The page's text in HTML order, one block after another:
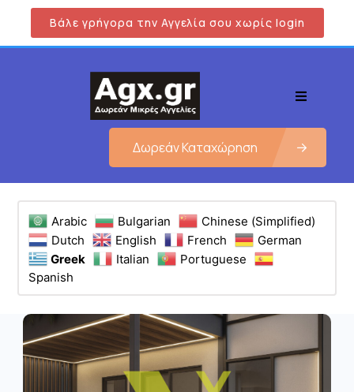
Βάλε γρήγορα την Αγγελία σου χωρίς login
Δωρεάν Καταχώρηση
Arabic Bulgarian
Chinese (Simplified)
Dutch
English French
German
Greek
Italian
Portuguese
Spanish